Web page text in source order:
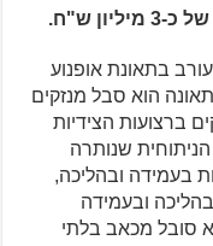
ש"ח.
מעורב בתאונת אופנוע
כתוצאה מהתאונה הוא סבל מנזקים
ברצועות הצידיות
שנותרה
בעמידה ובהליכה,
ובעמידה
סובל מכאב בלתי